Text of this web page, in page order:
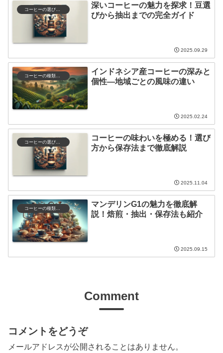
深いコーヒーの魅力を探求！豆選
びから抽出までの完全ガイド
2025.09.29
インドネシア産コーヒーの深みと
個性—地域ごとの風味の違い
2025.02.24
コーヒーの味わいを極める！選び
方から保存法まで徹底解説
2025.11.04
マンデリンG1の魅力を徹底解
説！焙煎・抽出・保存法も紹介
2025.09.15
Comment
コメントをどうぞ
メールアドレスが公開されることはありません。